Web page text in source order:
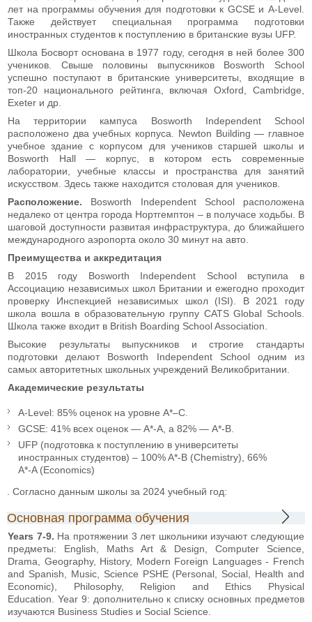
лет на программы обучения для подготовки к GCSE и A-Level.
Также действует специальная программа подготовки
иностранных студентов к поступлению в британские вузы UFP.
Школа Босворт основана в 1977 году, сегодня в ней более 300
учеников. Свыше половины выпускников Bosworth School
успешно поступают в британские университеты, входящие в
топ-20 национального рейтинга, включая Oxford, Cambridge,
Exeter и др.
На территории кампуса Bosworth Independent School
расположено два учебных корпуса. Newton Building — главное
учебное здание с корпусом для учеников старшей школы и
Bosworth Hall — корпус, в котором есть современные
лаборатории, учебные классы и пространства для занятий
искусством. Здесь также находится столовая для учеников.
Расположение. Bosworth Independent School расположена
недалеко от центра города Нортгемптон – в получасе ходьбы. В
шаговой доступности развитая инфраструктура, до ближайшего
международного аэропорта около 30 минут на авто.
Преимущества и аккредитация
В 2015 году Bosworth Independent School вступила в
Ассоциацию независимых школ Британии и ежегодно проходит
проверку Инспекцией независимых школ (ISI). В 2021 году
школа вошла в образовательную группу CATS Global Schools.
Школа также входит в British Boarding School Association.
Высокие результаты выпускников и строгие стандарты
подготовки делают Bosworth Independent School одним из
самых авторитетных школьных учреждений Великобритании.
Академические результаты
A-Level: 85% оценок на уровне A*–C.
GCSE: 41% всех оценок — A*-A, а 82% — A*-B.
UFP (подготовка к поступлению в университеты
иностранных студентов) – 100% A*-B (Chemistry), 66%
A*-A (Economics)
. Согласно данным школы за 2024 учебный год:
Основная программа обучения
Years 7-9. На протяжении 3 лет школьники изучают следующие
предметы: English, Maths Art & Design, Computer Science,
Drama, Geography, History, Modern Foreign Languages - French
and Spanish, Music, Science PSHE (Personal, Social, Health and
Economic), Philosophy, Religion and Ethics Physical
Education. Year 9: дополнительно к списку основных предметов
изучаются Business Studies и Social Science.